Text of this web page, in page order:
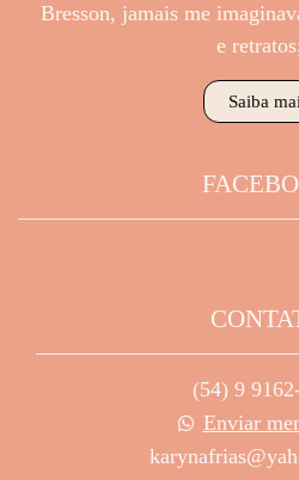
Bresson, jamais me
e
Saiba
(54) 9
Enviar